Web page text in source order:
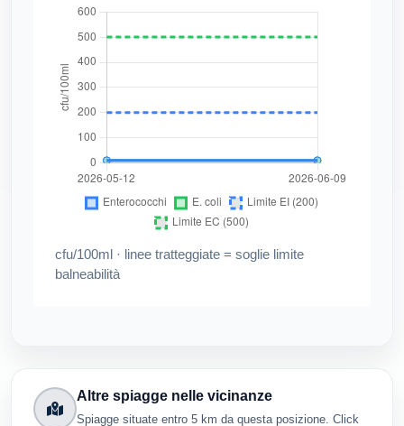
cfu/100ml · linee tratteggiate = soglie limite
balneabilità
Altre spiagge nelle vicinanze
Spiagge situate entro 5 km da questa posizione. Click